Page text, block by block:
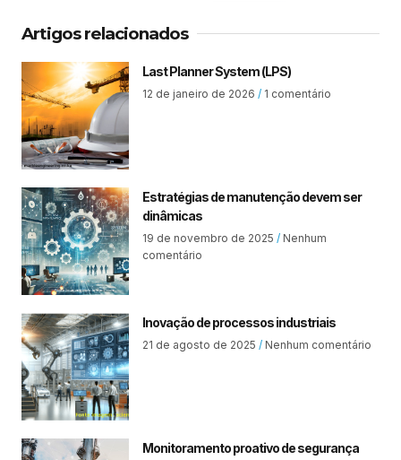
Artigos relacionados
Last Planner System (LPS)
12 de janeiro de 2026 1 comentário
Estratégias de manutenção devem ser
dinâmicas
19 de novembro de 2025
Nenhum
comentário
Inovação de processos industriais
21 de agosto de 2025 Nenhum comentário
Monitoramento proativo de segurança